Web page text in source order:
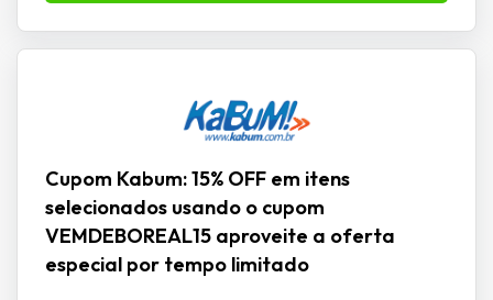
Cupom Kabum: 15% OFF em itens
selecionados usando o cupom
VEMDEBOREAL15 aproveite a oferta
especial por tempo limitado